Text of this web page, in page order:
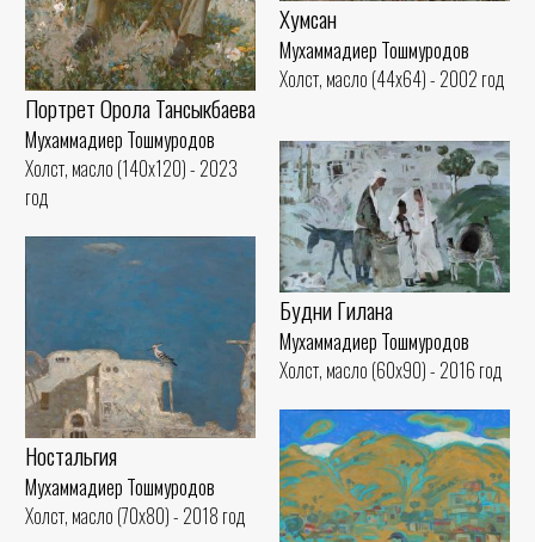
Портрет Орола Тансыкбаева
Мухаммадиер Тошмуродов
Холст, масло (140x120) - 2023
год
Хумсан
Мухаммадиер Тошмуродов
Холст, масло (44x64) - 2002 год
Будни Гилана
Мухаммадиер Тошмуродов
Холст, масло (60x90) - 2016 год
Ностальгия
Мухаммадиер Тошмуродов
Холст, масло (70x80) - 2018 год